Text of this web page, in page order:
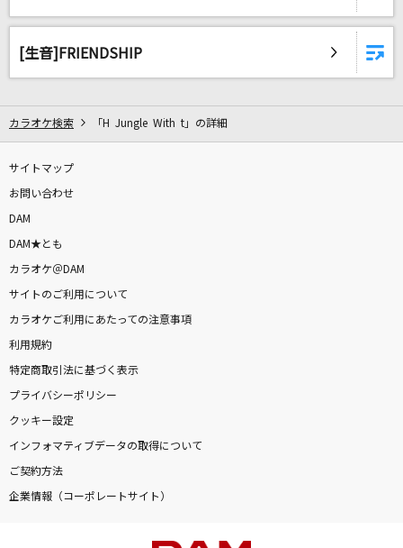
ふたりの夢港
橘ゆうじ
女の夜汽車
大江裕
仮契約のシンデレラ
私立恵比寿中学
モス(ビデオクリップバージョン)
カラオケ最新情報をチェック！
[生音]FRIENDSHIP
カラオケ検索 「H Jungle With t」の詳細
サイトマップ
お問い合わせ
DAM
DAM★とも
カラオケ＠DAM
サイトのご利用について
カラオケご利用にあたっての注意事項
利用規約
特定商取引法に基づく表示
プライバシーポリシー
クッキー設定
インフォマティブデータの取得について
ご契約方法
企業情報（コーポレートサイト）